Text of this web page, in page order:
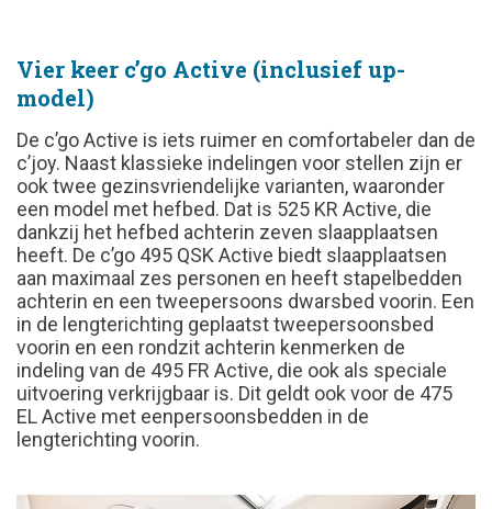
Vier keer c’go Active (inclusief up-
model)
De c’go Active is iets ruimer en comfortabeler dan de
c’joy. Naast klassieke indelingen voor stellen zijn er
ook twee gezinsvriendelijke varianten, waaronder
een model met hefbed. Dat is 525 KR Active, die
dankzij het hefbed achterin zeven slaapplaatsen
heeft. De c’go 495 QSK Active biedt slaapplaatsen
aan maximaal zes personen en heeft stapelbedden
achterin en een tweepersoons dwarsbed voorin. Een
in de lengterichting geplaatst tweepersoonsbed
voorin en een rondzit achterin kenmerken de
indeling van de 495 FR Active, die ook als speciale
uitvoering verkrijgbaar is. Dit geldt ook voor de 475
EL Active met eenpersoonsbedden in de
lengterichting voorin.